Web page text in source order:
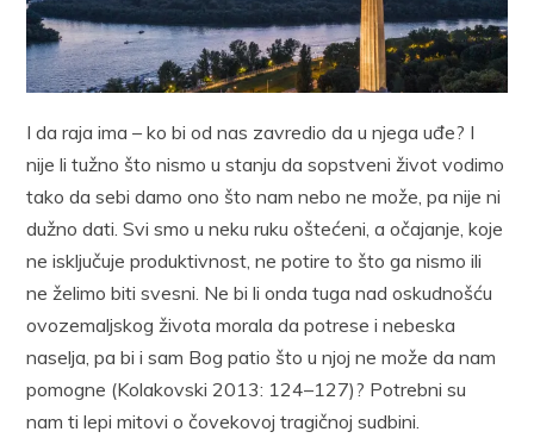
I da raja ima – ko bi od nas zavredio da u njega uđe? I
nije li tužno što nismo u stanju da sopstveni život vodimo
tako da sebi damo ono što nam nebo ne može, pa nije ni
dužno dati. Svi smo u neku ruku oštećeni, a očajanje, koje
ne isključuje produktivnost, ne potire to što ga nismo ili
ne želimo biti svesni. Ne bi li onda tuga nad oskudnošću
ovozemaljskog života morala da potrese i nebeska
naselja, pa bi i sam Bog patio što u njoj ne može da nam
pomogne (Kolakovski 2013: 124–127)? Potrebni su
nam ti lepi mitovi o čovekovoj tragičnoj sudbini.